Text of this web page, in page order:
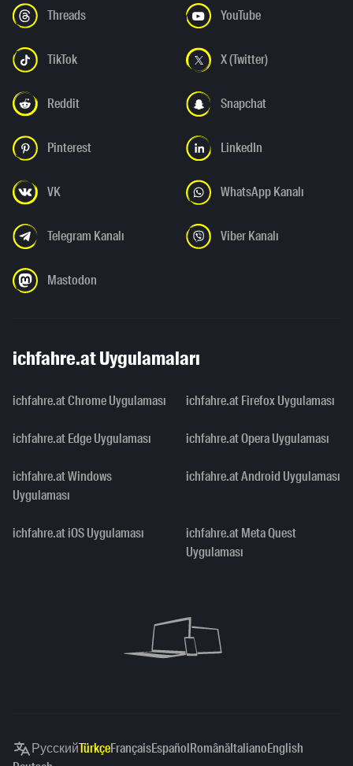
Threads YouTube
TikTok X (Twitter)
Reddit Snapchat
Pinterest LinkedIn
VK WhatsApp Kanalı
Telegram Kanalı Viber Kanalı
Mastodon
ichfahre.at Uygulamaları
ichfahre.at Chrome Uygulaması ichfahre.at Firefox Uygulaması
ichfahre.at Edge Uygulaması ichfahre.at Opera Uygulaması
ichfahre.at Windows
Uygulaması
ichfahre.at Android Uygulaması
ichfahre.at iOS Uygulaması
ichfahre.at Meta Quest
Uygulaması
РусскийTürkçeFrançaisEspañolRomânăItalianoEnglish